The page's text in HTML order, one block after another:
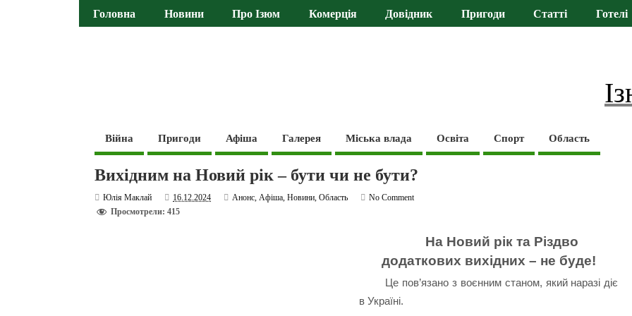
Головна Новини Про Ізюм Комерція Довідник Пригоди Статті Готелі
Війна Пригоди Афіша Галерея Міська влада Освіта Спорт Область
Вихідним на Новий рік – бути чи не бути?
Юлія Маклай 16.12.2024 Анонс,Афіша,Новини,Область
No Comment
Просмотрели: 415
На Новий рік та Різдво
додаткових вихідних – не буде!
Це пов’язано з воєнним станом, який наразі діє
в Україні.